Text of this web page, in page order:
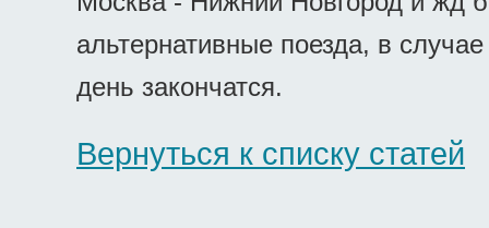
альтернативные поезда, в
день закончатся.
Вернуться к списку статей